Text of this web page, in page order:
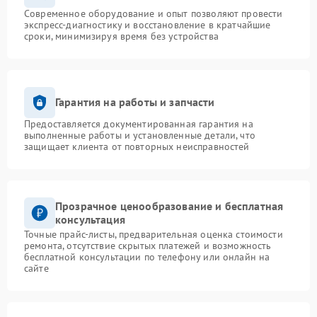
Современное оборудование и опыт позволяют провести
экспресс-диагностику и восстановление в кратчайшие
сроки, минимизируя время без устройства
Гарантия на работы и запчасти
Предоставляется документированная гарантия на
выполненные работы и установленные детали, что
защищает клиента от повторных неисправностей
Прозрачное ценообразование и бесплатная
консультация
Точные прайс-листы, предварительная оценка стоимости
ремонта, отсутствие скрытых платежей и возможность
бесплатной консультации по телефону или онлайн на
сайте